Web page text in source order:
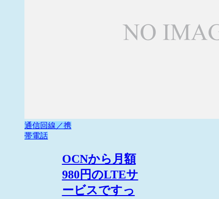
通信回線／携
帯電話
OCNから月額
980円のLTEサ
ービスですっ